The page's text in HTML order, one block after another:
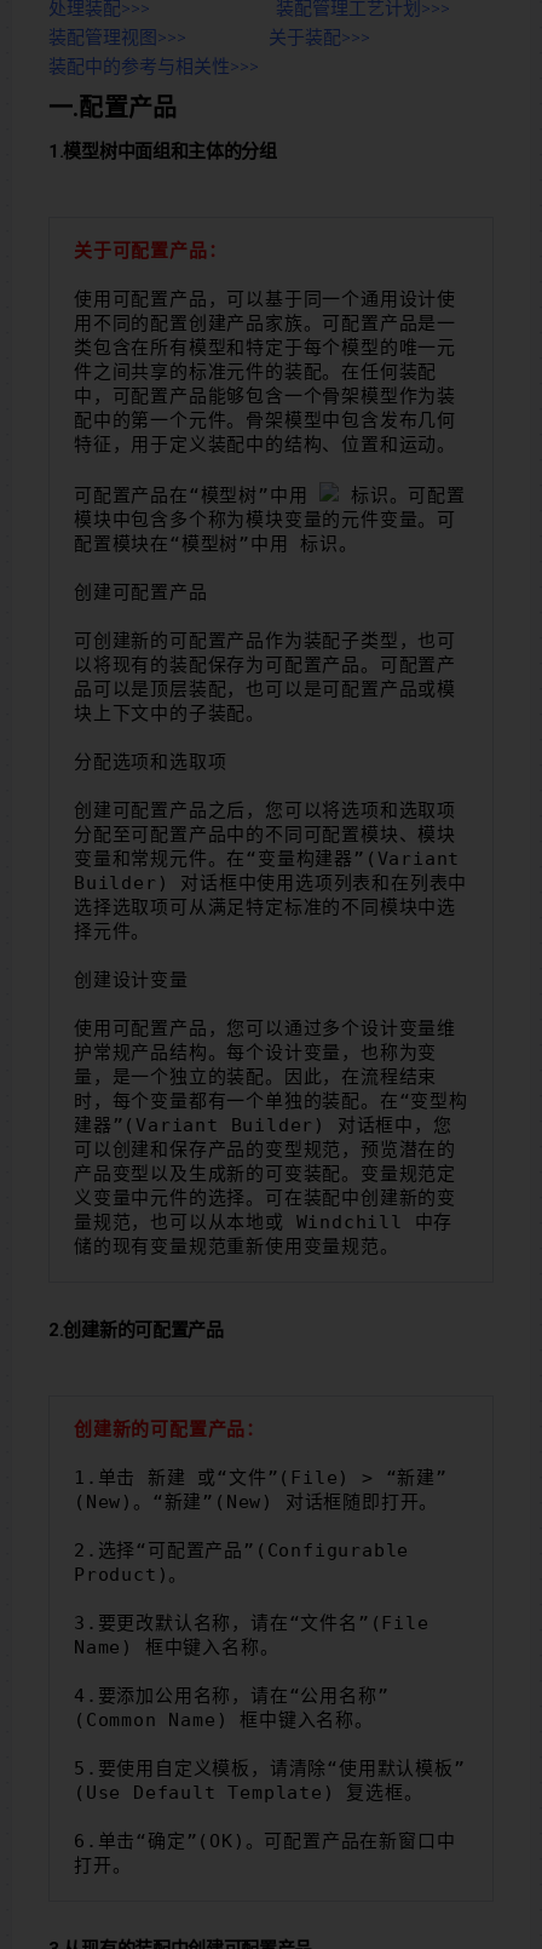
处理装配>>>
装配管理工艺计划>>>
装配管理视图>>>
关于装配>>>
装配中的参考与相关性>>>
一.配置产品
1.模型树中面组和主体的分组
关于可配置产品：
使用可配置产品，可以基于同一个通用设计使
用不同的配置创建产品家族。可配置产品是一
类包含在所有模型和特定于每个模型的唯一元
件之间共享的标准元件的装配。在任何装配
中，可配置产品能够包含一个骨架模型作为装
配中的第一个元件。骨架模型中包含发布几何
特征，用于定义装配中的结构、位置和运动。
可配置产品在“模型树”中用
标识。可配置
模块中包含多个称为模块变量的元件变量。可
配置模块在“模型树”中用 标识。
创建可配置产品
可创建新的可配置产品作为装配子类型，也可
以将现有的装配保存为可配置产品。可配置产
品可以是顶层装配，也可以是可配置产品或模
块上下文中的子装配。
分配选项和选取项
创建可配置产品之后，您可以将选项和选取项
分配至可配置产品中的不同可配置模块、模块
变量和常规元件。在“变量构建器”(Variant
Builder) 对话框中使用选项列表和在列表中
选择选取项可从满足特定标准的不同模块中选
择元件。
创建设计变量
使用可配置产品，您可以通过多个设计变量维
护常规产品结构。每个设计变量，也称为变
量，是一个独立的装配。因此，在流程结束
时，每个变量都有一个单独的装配。在“变型构
建器”(Variant Builder) 对话框中，您
可以创建和保存产品的变型规范，预览潜在的
产品变型以及生成新的可变装配。变量规范定
义变量中元件的选择。可在装配中创建新的变
量规范，也可以从本地或 Windchill 中存
储的现有变量规范重新使用变量规范。
2.创建新的可配置产品
创建新的可配置产品：
1.单击 新建 或“文件”(File) > “新建”
(New)。“新建”(New) 对话框随即打开。
2.选择“可配置产品”(Configurable
Product)。
3.要更改默认名称，请在“文件名”(File
Name) 框中键入名称。
4.要添加公用名称，请在“公用名称”
(Common Name) 框中键入名称。
5.要使用自定义模板，请清除“使用默认模板”
(Use Default Template) 复选框。
6.单击“确定”(OK)。可配置产品在新窗口中
打开。